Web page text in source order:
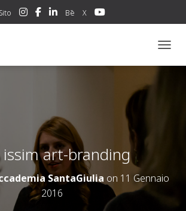
Sito Bē X
issim art-branding
SantaGiulia on 11 Gennaio
2016